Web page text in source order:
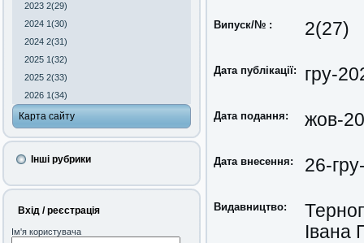
2023 2(29)
2024 1(30)
2024 2(31)
2025 1(32)
2025 2(33)
2026 1(34)
Карта сайту
Інші рубрики
Вхід / реєстрація
Ім'я користувача
Випуск/№ : 2(27)
Дата публікації: гру-
Дата подання: жов-
Дата внесення: 26-
Видавництво:
Івана